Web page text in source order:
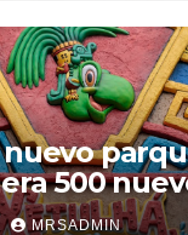
500
MRSADMIN